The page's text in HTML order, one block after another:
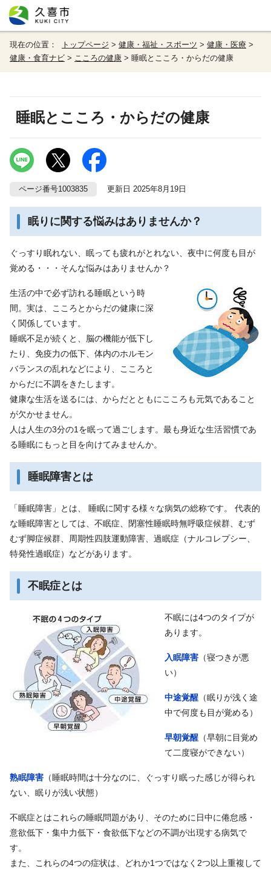
現在の位置： トップページ > 健康・福祉・スポーツ > 健康・医療 >
健康・食育ナビ > こころの健康 > 睡眠とこころ・からだの健康
睡眠とこころ・からだの健康
ページ番号1003835 更新日 2025年8月19日
眠りに関する悩みはありませんか？
ぐっすり眠れない、眠っても疲れがとれない、夜中に何度も目が
覚める・・・そんな悩みはありませんか？
生活の中で必ず訪れる睡眠という時
間。実は、こころとからだの健康に深
く関係しています。
睡眠不足が続くと、脳の機能が低下し
たり、免疫力の低下、体内のホルモン
バランスの乱れなどにより、こころと
からだに不調をきたします。
健康な生活を送るには、からだとともにこころも元気であること
が欠かせません。
人は人生の3分の1を眠って過ごします。最も身近な生活習慣であ
る睡眠にもっと目を向けてみませんか。
睡眠障害とは
「睡眠障害」とは、 睡眠に関する様々な病気の総称です。 代表的
な睡眠障害としては、不眠症、閉塞性睡眠時無呼吸症候群、むず
むず脚症候群、周期性四肢運動障害、過眠症（ナルコレプシー、
特発性過眠症）などがあります。
不眠症とは
不眠には4つのタイプが
あります。
入眠障害 （寝つきが悪
い）
中途覚醒 （眠りが浅く途
中で何度も目が覚める）
早朝覚醒 （早朝に目覚め
て二度寝ができない）
熟眠障害 （睡眠時間は十分なのに、ぐっすり眠った感じが得られ
ない、眠りが浅い状態）
不眠症とはこれらの睡眠問題があり、そのために日中に倦怠感・
意欲低下・集中力低下・食欲低下などの不調が出現する病気で
す。
また、これらの4つの症状は、どれか1つではなく2つ以上重複して